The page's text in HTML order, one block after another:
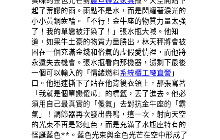
起了荒謬的雨。雨點不是水，而是閃耀著淚光的
小小黃銅齒輪。「不行！金牛座的物質力量太強
了！我的單戀被汙染了！」張水瓶大喊。他知
道，如果牛土豪的物質力量勝出，林天秤將會被
困在一個充滿金錢和俗氣的虛假愛情裡，而他將
永遠失去機會。張水瓶看向那機器，還剩下最後
一個可以輸入的「情緒燃料系統櫃工廠直營 」
口。他迅速撕下了貼在他背後衣領上，那張寫著
「我就是個單戀傻瓜」的標籤，丟了進去。他必
須用自己最真實的「傻氣」去對抗金牛座的「霸
氣」！調節器再次發出轟鳴，這一次，射向天空
的光束不再是彩虹色，而是充滿了水瓶座特有的
怪誕藍色**。藍色光束與金色光芒在空中形成了